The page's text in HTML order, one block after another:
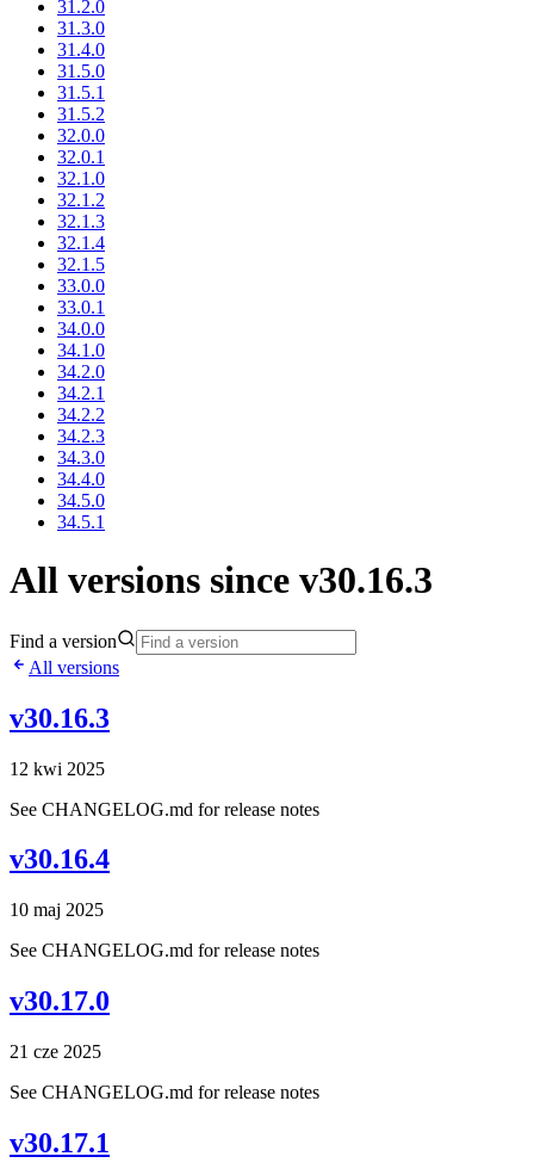
31.2.0
31.3.0
31.4.0
31.5.0
31.5.1
31.5.2
32.0.0
32.0.1
32.1.0
32.1.2
32.1.3
32.1.4
32.1.5
33.0.0
33.0.1
34.0.0
34.1.0
34.2.0
34.2.1
34.2.2
34.2.3
34.3.0
34.4.0
34.5.0
34.5.1
All versions since v30.16.3
Find a version
All versions
v30.16.3
12 kwi 2025
See CHANGELOG.md for release notes
v30.16.4
10 maj 2025
See CHANGELOG.md for release notes
v30.17.0
21 cze 2025
See CHANGELOG.md for release notes
v30.17.1